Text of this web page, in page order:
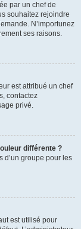
par un chef de
souhaitez rejoindre
N’importunez
ses raisons.
est attribué un chef
contactez
privé.
différente ?
d’un groupe pour les
est utilisé pour